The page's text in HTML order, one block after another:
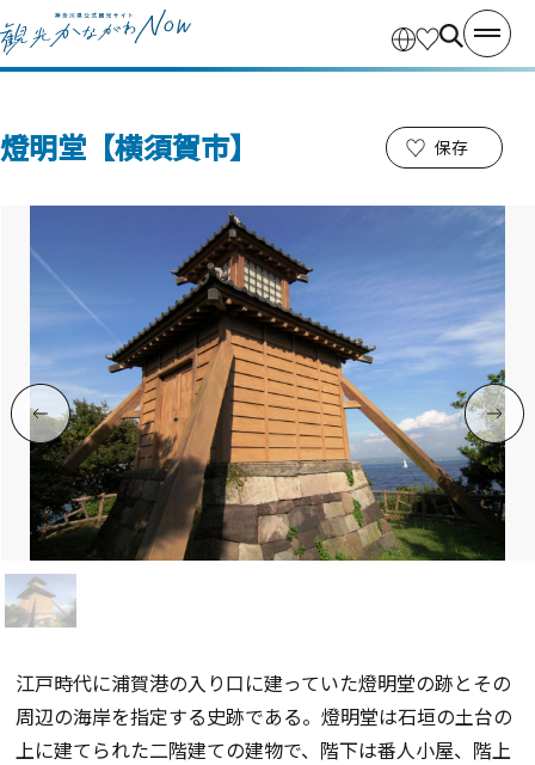
燈明堂【横須賀市】 保存
江戸時代に浦賀港の入り口に建っていた燈明堂の跡とその
周辺の海岸を指定する史跡である。燈明堂は石垣の土台の
上に建てられた二階建ての建物で、階下は番人小屋、階上